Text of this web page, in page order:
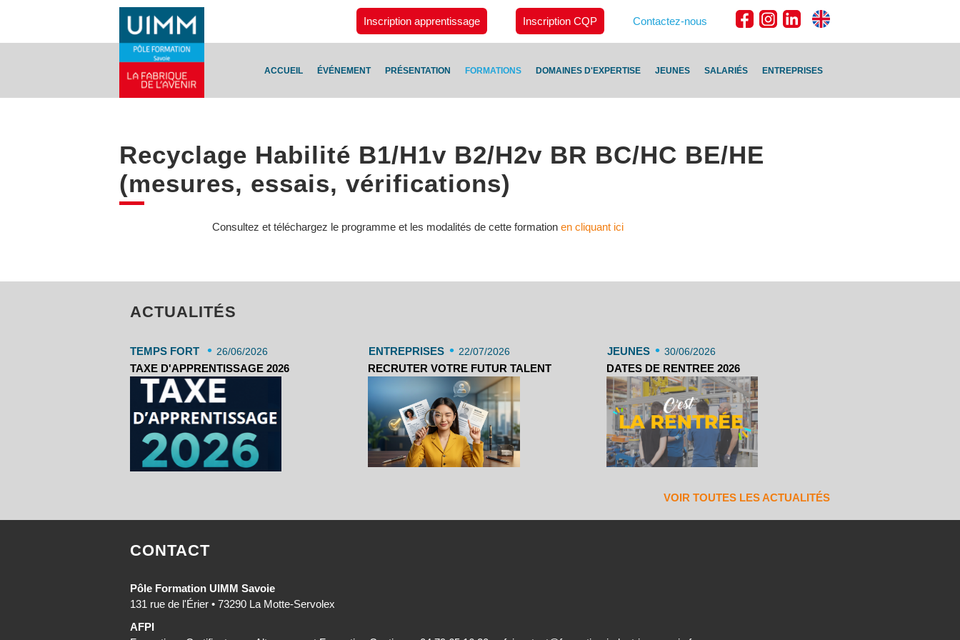
Inscription apprentissage Inscription CQP Contactez-nous
ACCUEIL ÉVÉNEMENT PRÉSENTATION FORMATIONS DOMAINES D'EXPERTISE JEUNES SALARIÉS ENTREPRISES
Recyclage Habilité B1/H1v B2/H2v BR BC/HC BE/HE
(mesures, essais, vérifications)
Consultez et téléchargez le programme et les modalités de cette formation en cliquant ici
ACTUALITÉS
TEMPS FORT • 26/06/2026
TAXE D'APPRENTISSAGE 2026
ENTREPRISES • 22/07/2026
RECRUTER VOTRE FUTUR TALENT
JEUNES • 30/06/2026
DATES DE RENTREE 2026
VOIR TOUTES LES ACTUALITÉS
CONTACT
Pôle Formation UIMM Savoie
131 rue de l'Érier • 73290 La Motte-Servolex
AFPI